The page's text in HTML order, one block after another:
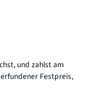
und zahlst am
Festpreis,